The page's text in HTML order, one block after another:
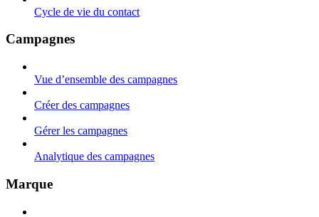
Cycle de vie du contact
Campagnes
Vue d’ensemble des campagnes
Créer des campagnes
Gérer les campagnes
Analytique des campagnes
Marque